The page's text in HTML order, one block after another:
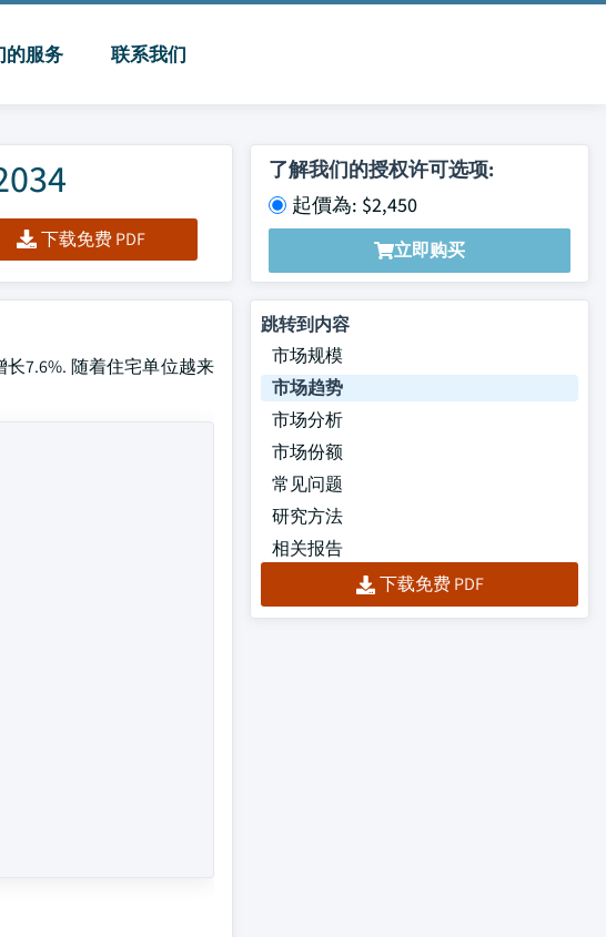
的服务 联系我们
下载免费 PDF
了解我们的授权许可选项:
起價為: $2,450
立即购买
长7.6%. 随着住宅单位越来
跳转到内容
市场规模
市场趋势
市场分析
市场份额
常见问题
研究方法
相关报告
下载免费 PDF